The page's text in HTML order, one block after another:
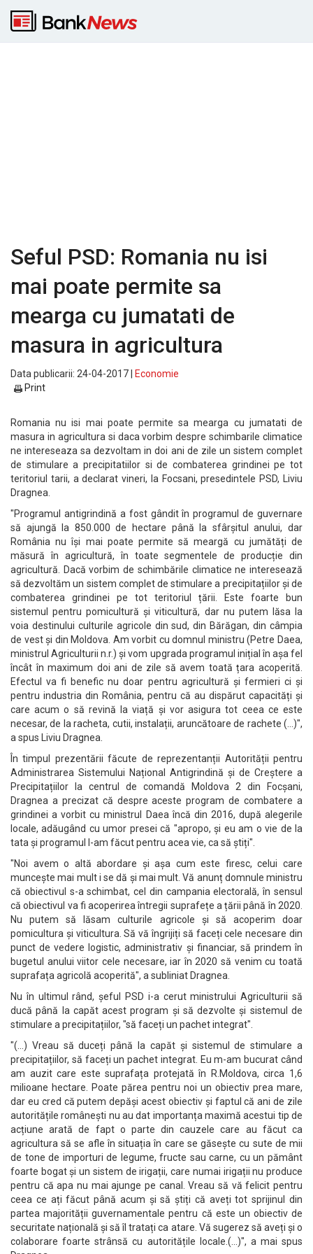
Seful PSD: Romania nu isi
mai poate permite sa
mearga cu jumatati de
masura in agricultura
Data publicarii: 24-04-2017 |
Economie
Print
Romania nu isi mai poate permite sa mearga cu jumatati de
masura in agricultura si daca vorbim despre schimbarile climatice
ne intereseaza sa dezvoltam in doi ani de zile un sistem complet
de stimulare a precipitatiilor si de combaterea grindinei pe tot
teritoriul tarii, a declarat vineri, la Focsani, presedintele PSD, Liviu
Dragnea.
"Programul antigrindină a fost gândit în programul de guvernare
să ajungă la 850.000 de hectare până la sfârșitul anului, dar
România nu își mai poate permite să meargă cu jumătăți de
măsură în agricultură, în toate segmentele de producție din
agricultură. Dacă vorbim de schimbările climatice ne interesează
să dezvoltăm un sistem complet de stimulare a precipitațiilor și de
combaterea grindinei pe tot teritoriul țării. Este foarte bun
sistemul pentru pomicultură și viticultură, dar nu putem lăsa la
voia destinului culturile agricole din sud, din Bărăgan, din câmpia
de vest și din Moldova. Am vorbit cu domnul ministru (Petre Daea,
ministrul Agriculturii n.r.) și vom upgrada programul inițial în așa fel
încât în maximum doi ani de zile să avem toată țara acoperită.
Efectul va fi benefic nu doar pentru agricultură și fermieri ci și
pentru industria din România, pentru că au dispărut capacități și
care acum o să revină la viață și vor asigura tot ceea ce este
necesar, de la racheta, cutii, instalații, aruncătoare de rachete (...)",
a spus Liviu Dragnea.
În timpul prezentării făcute de reprezentanții Autorității pentru
Administrarea Sistemului Național Antigrindină și de Creștere a
Precipitațiilor la centrul de comandă Moldova 2 din Focșani,
Dragnea a precizat că despre aceste program de combatere a
grindinei a vorbit cu ministrul Daea încă din 2016, după alegerile
locale, adăugând cu umor presei că "apropo, și eu am o vie de la
tata și programul l-am făcut pentru acea vie, ca să știți".
"Noi avem o altă abordare și așa cum este firesc, celui care
muncește mai mult i se dă și mai mult. Vă anunț domnule ministru
că obiectivul s-a schimbat, cel din campania electorală, în sensul
că obiectivul va fi acoperirea întregii suprafețe a țării până în 2020.
Nu putem să lăsam culturile agricole și să acoperim doar
pomicultura și viticultura. Să vă îngrijiți să faceți cele necesare din
punct de vedere logistic, administrativ și financiar, să prindem în
bugetul anului viitor cele necesare, iar în 2020 să venim cu toată
suprafața agricolă acoperită", a subliniat Dragnea.
Nu în ultimul rând, șeful PSD i-a cerut ministrului Agriculturii să
ducă până la capăt acest program și să dezvolte și sistemul de
stimulare a precipitațiilor, "să faceți un pachet integrat".
"(...) Vreau să duceți până la capăt și sistemul de stimulare a
precipitațiilor, să faceți un pachet integrat. Eu m-am bucurat când
am auzit care este suprafața protejată în R.Moldova, circa 1,6
milioane hectare. Poate părea pentru noi un obiectiv prea mare,
dar eu cred că putem depăși acest obiectiv și faptul că ani de zile
autoritățile românești nu au dat importanța maximă acestui tip de
acțiune arată de fapt o parte din cauzele care au făcut ca
agricultura să se afle în situația în care se găsește cu sute de mii
de tone de importuri de legume, fructe sau carne, cu un pământ
foarte bogat și un sistem de irigații, care numai irigații nu produce
pentru că apa nu mai ajunge pe canal. Vreau să vă felicit pentru
ceea ce ați făcut până acum și să știți că aveți tot sprijinul din
partea majorității guvernamentale pentru că este un obiectiv de
securitate națională și să îl tratați ca atare. Vă sugerez să aveți și o
colaborare foarte strânsă cu autoritățile locale.(...)", a mai spus